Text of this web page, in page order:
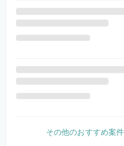
その他のおすすめ案